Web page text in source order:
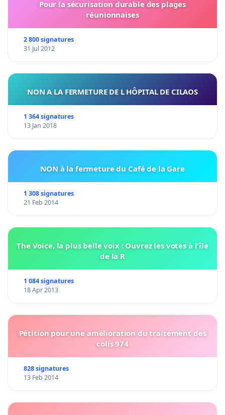
Pour la sécurisation durable des plages
réunionnaises
2 800 signatures
31 Jul 2012
NON A LA FERMETURE DE L HÔPITAL DE CILAOS
1 364 signatures
13 Jan 2018
NON à la fermeture du Café de la Gare
1 308 signatures
21 Feb 2014
The Voice, la plus belle voix : Ouvrez les votes à l'île
de la R
1 084 signatures
18 Apr 2013
Pétition pour une amélioration du traitement des
colis 974
828 signatures
13 Feb 2014